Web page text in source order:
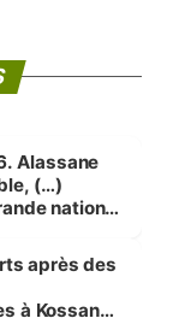
Alassane
(…)
nation
après des
à Kossandji